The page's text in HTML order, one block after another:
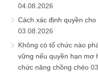
04.08.2026
Cách xác định quyền cho
03.08.2026
Không có tổ chức nào
vững nếu quyền hạn mơ
chức năng chồng chéo